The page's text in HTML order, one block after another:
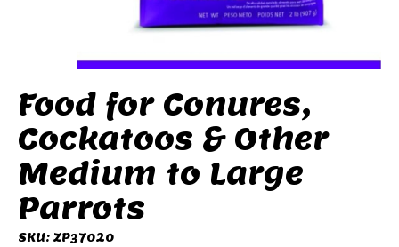
Food for Conures,
Cockatoos & Other
Medium to Large
Parrots
SKU: ZP37020